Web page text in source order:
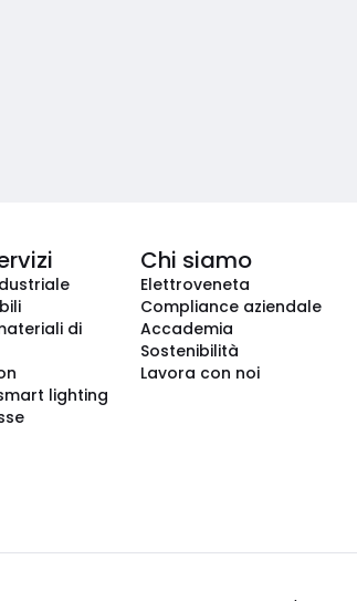
di
lighting
Chi siamo
Elettroveneta
Compliance aziendale
Accademia
Sostenibilità
Lavora con noi